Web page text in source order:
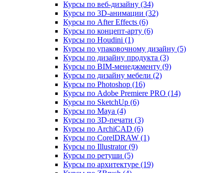
Курсы по веб‑дизайну (34)
Курсы по 3D‑анимации (32)
Курсы по After Effects (6)
Курсы по концепт‑арту (6)
Курсы по Houdini (1)
Курсы по упаковочному дизайну (5)
Курсы по дизайну продукта (3)
Курсы по BIM‑менеджменту (9)
Курсы по дизайну мебели (2)
Курсы по Photoshop (16)
Курсы по Adobe Premiere PRO (14)
Курсы по SketchUp (6)
Курсы по Maya (4)
Курсы по 3D-печати (3)
Курсы по ArchiCAD (6)
Курсы по CorelDRAW (1)
Курсы по Illustrator (9)
Курсы по ретуши (5)
Курсы по архитектуре (19)